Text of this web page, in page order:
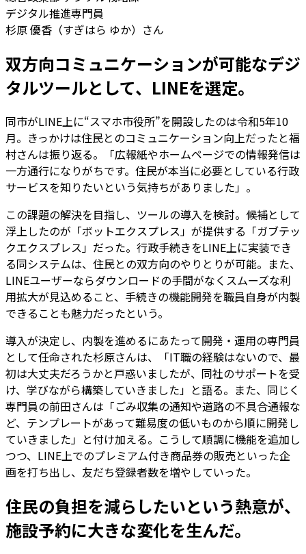
デジタル推進専門員
杉原 優香（すぎはら ゆか）さん
双方向コミュニケーションが可能なデジ
タルツールとして、LINEを選定。
同市がLINE上に“スマホ市役所”を開設したのは令和5年10
月。きっかけは住民とのコミュニケーション向上だったと福
村さんは振り返る。「広報紙やホームページでの情報発信は
一方通行になりがちです。住民が本当に必要としている行政
サービスを知りたいという気持ちがありました」。
この課題の解決を目指し、ツールの導入を検討。候補として
浮上したのが「ボットエクスプレス」が提供する「ガブテッ
クエクスプレス」だった。行政手続きをLINE上に実装でき
る同システムは、住民との双方向のやりとりが可能。また、
LINEユーザーならダウンロードの手間がなくスムーズな利
用拡大が見込めること、手続きの機能開発を職員自身が内製
できることも魅力だったという。
導入が決定し、内製を進めるにあたって開発・運用の専門員
として任命された杉原さんは、「IT職の経験はないので、最
初は大丈夫だろうかと戸惑いましたが、同社のサポートを受
け、学びながら構築していきました」と語る。また、同じく
専門員の前田さんは「ごみ収集の通知や道路の不具合通報な
ど、テンプレートがあって難易度の低いものから順に開発し
ていきました」と付け加える。こうして順調に機能を追加し
つつ、LINE上でのプレミアム付き商品券の販売といった企
画を打ち出し、友だち登録者数を増やしていった。
住民の負担を減らしたいという熱意が、
施設予約に大きな変化を生んだ。